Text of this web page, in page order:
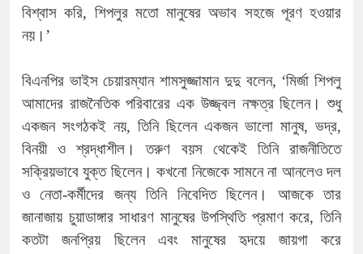
বিশ্বাস করি, শিপলুর মতো মানুষের অভাব সহজে পূরণ হওয়ার
নয়।’
বিএনপির ভাইস চেয়ারম্যান শামসুজ্জামান দুদু বলেন, ‘মির্জা শিপলু
আমাদের রাজনৈতিক পরিবারের এক উজ্জ্বল নক্ষত্র ছিলেন। শুধু
একজন সংগঠকই নয়, তিনি ছিলেন একজন ভালো মানুষ, ভদ্র,
বিনয়ী ও শ্রদ্ধাশীল। তরুণ বয়স থেকেই তিনি রাজনীতিতে
সক্রিয়ভাবে যুক্ত ছিলেন। কখনো নিজেকে সামনে না আনলেও দল
ও নেতা-কর্মীদের জন্য তিনি নিবেদিত ছিলেন। আজকে তার
জানাজায় চুয়াডাঙ্গার সাধারণ মানুষের উপস্থিতি প্রমাণ করে, তিনি
কতটা জনপ্রিয় ছিলেন এবং মানুষের হৃদয়ে জায়গা করে